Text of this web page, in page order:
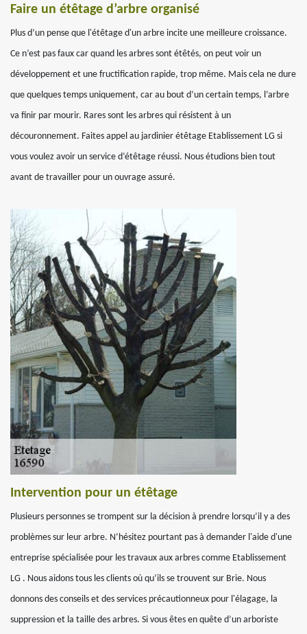
Faire un étêtage d’arbre organisé
Plus d’un pense que l'étêtage d'un arbre incite une meilleure croissance.
Ce n’est pas faux car quand les arbres sont étêtés, on peut voir un
développement et une fructification rapide, trop même. Mais cela ne dure
que quelques temps uniquement, car au bout d’un certain temps, l’arbre
va finir par mourir. Rares sont les arbres qui résistent à un
découronnement. Faites appel au jardinier étêtage Etablissement LG si
vous voulez avoir un service d’étêtage réussi. Nous étudions bien tout
avant de travailler pour un ouvrage assuré.
Intervention pour un étêtage
Plusieurs personnes se trompent sur la décision à prendre lorsqu’il y a des
problèmes sur leur arbre. N’hésitez pourtant pas à demander l'aide d'une
entreprise spécialisée pour les travaux aux arbres comme Etablissement
LG . Nous aidons tous les clients où qu’ils se trouvent sur Brie. Nous
donnons des conseils et des services précautionneux pour l'élagage, la
suppression et la taille des arbres. Si vous êtes en quête d’un arboriste